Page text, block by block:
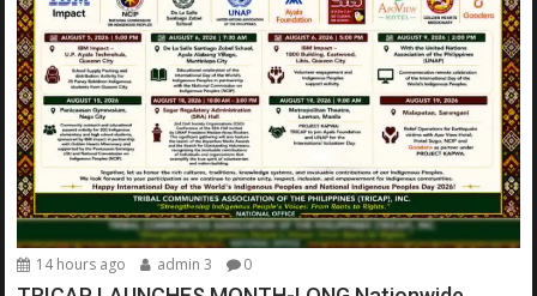
14 hours ago admin 3 0